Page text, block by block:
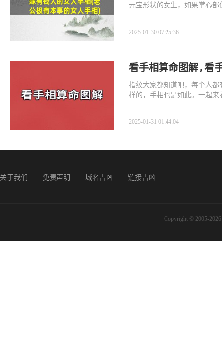
元宝形状的女生，如果掌心
2025-01-30 07:25:36
看手相算命图解,看
指纹大家都知道吧，每个人
样的，手相也是如此。一起来
2025-01-31 01:44:04
关于我们 免责声明 域名吉凶 链接吉凶
Copyright © 2005-